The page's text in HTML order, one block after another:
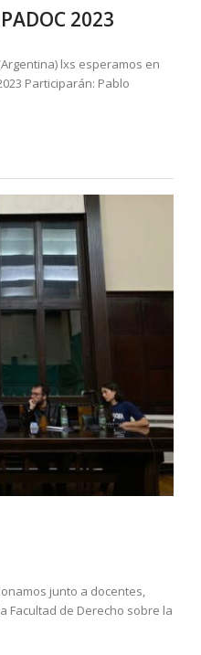
2023
lxs esperamos en
Participarán: Pablo
junto a docentes,
Facultad de Derecho sobre la